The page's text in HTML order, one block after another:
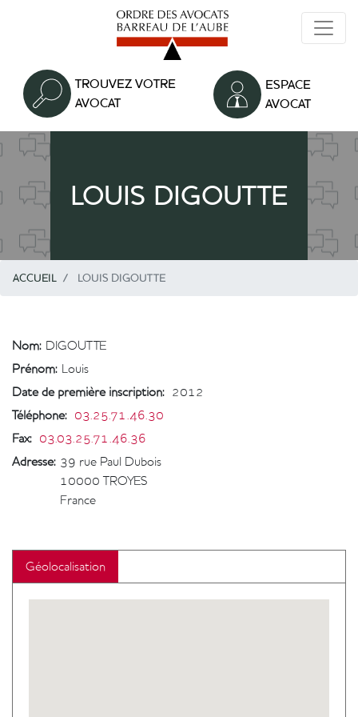
principal
TROUVEZ VOTRE
AVOCAT
ESPACE
AVOCAT
LOUIS DIGOUTTE
ACCUEIL LOUIS DIGOUTTE
Nom: DIGOUTTE
Prénom: Louis
Date de première inscription: 2012
Téléphone: 03.25.71.46.30
Fax: 03.03.25.71.46.36
Adresse: 39 rue Paul Dubois
10000 TROYES
France
Géolocalisation